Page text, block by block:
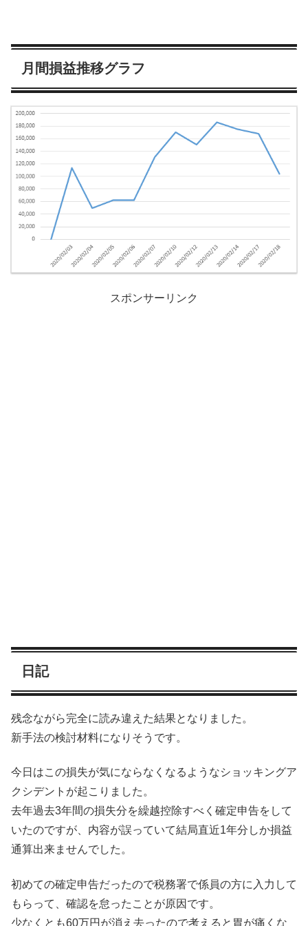
月間損益推移グラフ
スポンサーリンク
日記
残念ながら完全に読み違えた結果となりました。
新手法の検討材料になりそうです。
今日はこの損失が気にならなくなるようなショッキングア
クシデントが起こりました。
去年過去3年間の損失分を繰越控除すべく確定申告をして
いたのですが、内容が誤っていて結局直近1年分しか損益
通算出来ませんでした。
初めての確定申告だったので税務署で係員の方に入力して
もらって、確認を怠ったことが原因です。
少なくとも60万円が消え去ったので考えると胃が痛くな